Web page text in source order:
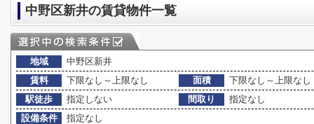
中野区新井の賃貸物件一覧
地域
中野区新井
賃料
下限なし～上限なし 面積
下限なし～上限なし
駅徒歩
指定しない 間取り
指定なし
設備条件
指定なし